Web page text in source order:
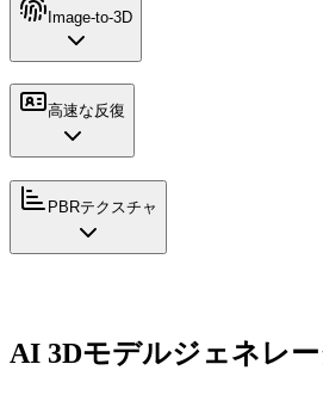
Image-to-3D
高速な反復
PBRテクスチャ
AI 3Dモデルジェネレ